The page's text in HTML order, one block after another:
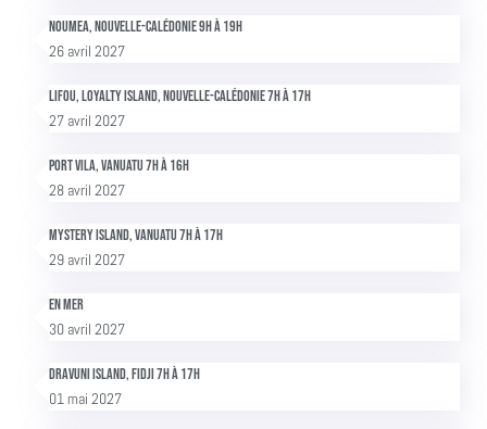
Noumea, Nouvelle-Calédonie 9h à 19h
26 avril 2027
Lifou, Loyalty Island, Nouvelle-Calédonie 7h à 17h
27 avril 2027
Port Vila, Vanuatu 7h à 16h
28 avril 2027
Mystery Island, Vanuatu 7h à 17h
29 avril 2027
En mer
30 avril 2027
Dravuni Island, Fidji 7h à 17h
01 mai 2027